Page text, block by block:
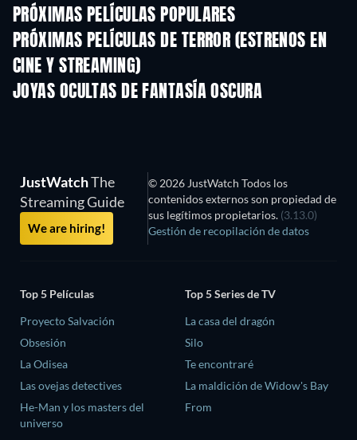
PRÓXIMAS PELÍCULAS POPULARES
PRÓXIMAS PELÍCULAS DE TERROR (ESTRENOS EN
CINE Y STREAMING)
JOYAS OCULTAS DE FANTASÍA OSCURA
JustWatchThe
Streaming Guide
We are hiring!
© 2026 JustWatch Todos los
contenidos externos son propiedad de
sus legítimos propietarios. (3.13.0)
Gestión de recopilación de datos
Top 5 Películas
Proyecto Salvación
Obsesión
La Odisea
Las ovejas detectives
He-Man y los masters del
universo
Top 5 Series de TV
La casa del dragón
Silo
Te encontraré
La maldición de Widow's Bay
From